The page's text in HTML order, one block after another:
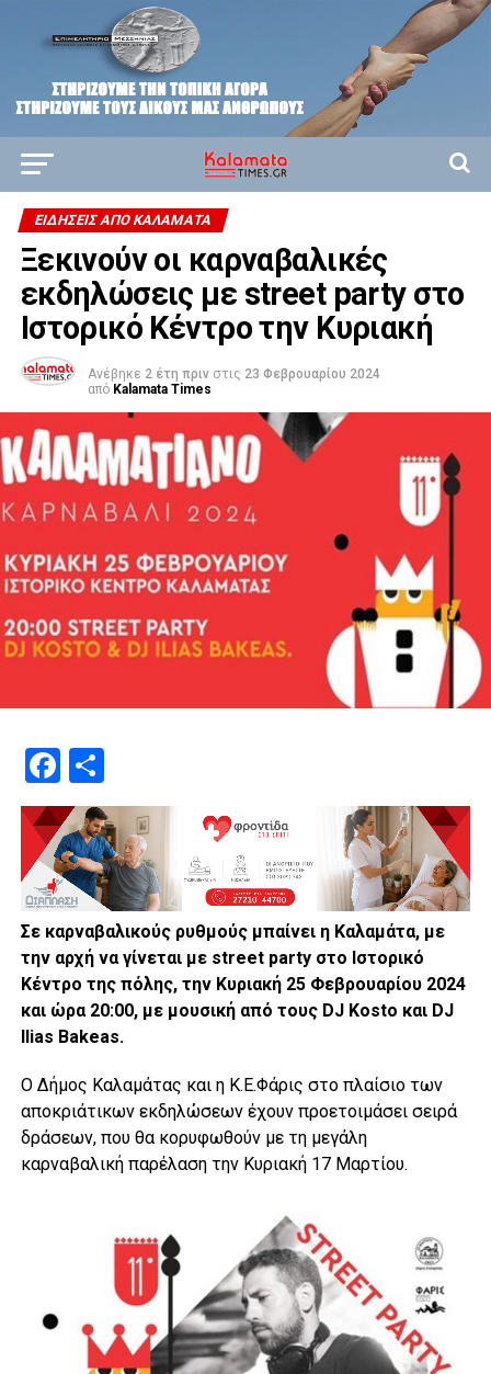
ΕΙΔΗΣΕΙΣ ΑΠΟ ΚΑΛΑΜΑΤΑ
Ξεκινούν οι καρναβαλικές
εκδηλώσεις με street party στο
Ιστορικό Κέντρο την Κυριακή
Ανέβηκε 2 έτη πριν στις 23 Φεβρουαρίου 2024
από Kalamata Times
Facebook
Μοιραστείτε
Σε καρναβαλικούς ρυθμούς μπαίνει η Καλαμάτα, με
την αρχή να γίνεται με street party στο Ιστορικό
Κέντρο της πόλης, την Κυριακή 25 Φεβρουαρίου 2024
και ώρα 20:00, με μουσική από τους DJ Kosto και DJ
Ilias Bakeas.
Ο Δήμος Καλαμάτας και η Κ.Ε.Φάρις στο πλαίσιο των
αποκριάτικων εκδηλώσεων έχουν προετοιμάσει σειρά
δράσεων, που θα κορυφωθούν με τη μεγάλη
καρναβαλική παρέλαση την Κυριακή 17 Μαρτίου.